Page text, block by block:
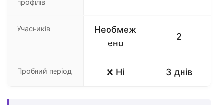
профілів
Учасників
Необмеж
ено
2
Пробний період ❌ Ні 3 днів